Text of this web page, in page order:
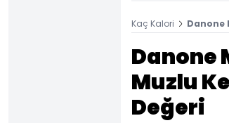
Kaç Kalori Danone
Danone
Muzlu
Değeri